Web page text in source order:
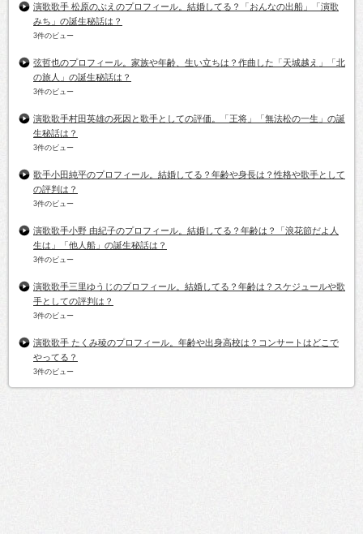
演歌歌手 松原のぶえのプロフィール。結婚してる？「おんなの出船」「演歌
みち」の誕生秘話は？
3件のビュー
弦哲也のプロフィール。家族や年齢、生い立ちは？作曲した「天城越え」「北
の旅人」の誕生秘話は？
3件のビュー
演歌歌手村田英雄の死因と歌手としての評価。「王将」「無法松の一生」の誕
生秘話は？
3件のビュー
歌手小田純平のプロフィール。結婚してる？年齢や身長は？性格や歌手として
の評判は？
3件のビュー
演歌歌手小野 由紀子のプロフィール。結婚してる？年齢は？「浪花節だよ人
生は」「他人船」の誕生秘話は？
3件のビュー
演歌歌手三里ゆうじのプロフィール。結婚してる？年齢は？スケジュールや歌
手としての評判は？
3件のビュー
演歌歌手 たくみ稜のプロフィール。年齢や出身高校は？コンサートはどこで
やってる？
3件のビュー